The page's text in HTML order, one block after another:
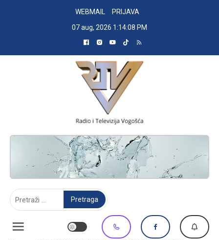
WEBMAIL
PRIJAVA
07 aug, 2026 1:14:09 PM
RADIO TELEVIZIJA VOGOŠĆA